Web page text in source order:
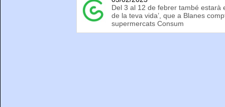
Del 3 al 12 de febrer també estarà
de la teva vida’, que a Blanes
supermercats Consum